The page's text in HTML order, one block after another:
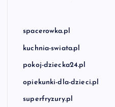
spacerowka.pl
kuchnia-swiata.pl
pokoj-dziecka24.pl
opiekunki-dla-dzieci.pl
superfryzury.pl